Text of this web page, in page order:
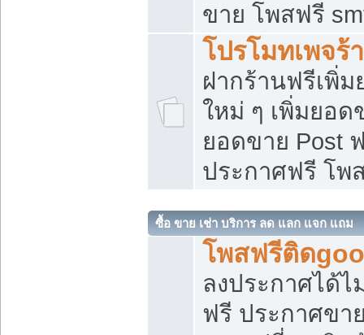
ขาย โพสฟรี
โปรโมทเพจร้
ฝากร้านฟรีเพิ่
ใหม่ ๆ เพิ่มยอด
ยอดขาย Post
ประกาศฟรี โพ
ซื้อ ขาย เช่า บริการ ลด แลก แจก แถม
โพสฟรีติด
ลงประกาศได้
ฟรี ประกาศข